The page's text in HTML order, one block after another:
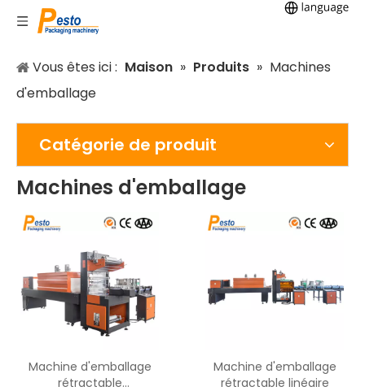
Vous êtes ici : Maison » Produits » Machines
d'emballage
Catégorie de produit
Machines d'emballage
Machine d'emballage
rétractable
Machine d'emballage
rétractable linéaire